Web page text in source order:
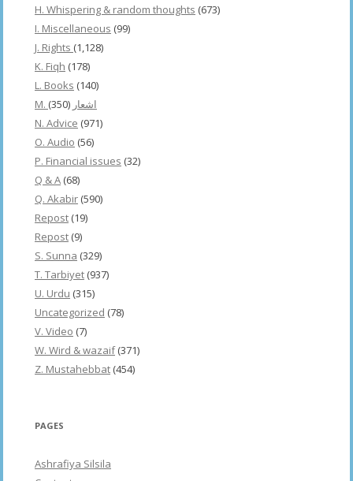
H. Whispering & random thoughts (673)
I. Miscellaneous (99)
J. Rights (1,128)
K. Fiqh (178)
L. Books (140)
M. اشعار (350)
N. Advice (971)
O. Audio (56)
P. Financial issues (32)
Q & A (68)
Q. Akabir (590)
Repost (19)
Repost (9)
S. Sunna (329)
T. Tarbiyet (937)
U. Urdu (315)
Uncategorized (78)
V. Video (7)
W. Wird & wazaif(371)
Z. Mustahebbat (454)
PAGES
Ashrafiya Silsila